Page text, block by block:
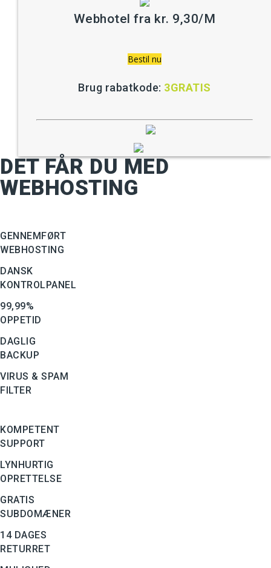
Webhotel fra kr. 9,30/M
Bestil nu
Brug rabatkode: 3GRATIS
DET FÅR DU MED
WEBHOSTING
GENNEMFØRT
WEBHOSTING
DANSK
KONTROLPANEL
99,99%
OPPETID
DAGLIG
BACKUP
VIRUS & SPAM
FILTER
KOMPETENT
SUPPORT
LYNHURTIG
OPRETTELSE
GRATIS
SUBDOMÆNER
14 DAGES
RETURRET